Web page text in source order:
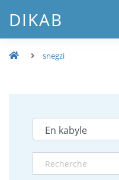
DIKAB
snegzi